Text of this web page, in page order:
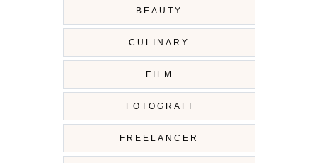
BEAUTY
CULINARY
FILM
FOTOGRAFI
FREELANCER